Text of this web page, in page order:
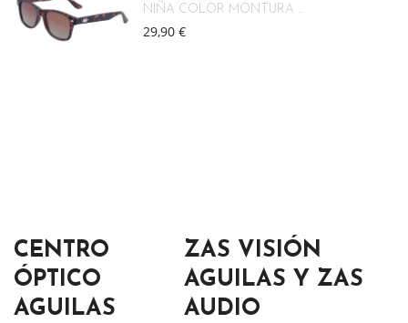
NIÑA COLOR MONTURA ...
29,90 €
CENTRO
ÓPTICO
AGUILAS
ZAS VISIÓN
AGUILAS Y ZAS
AUDIO